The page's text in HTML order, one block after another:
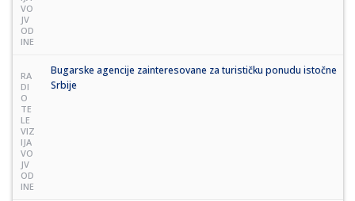
VO
JV
OD
INE
RA
DI
O
TE
LE
VIZ
IJA
VO
JV
OD
INE
Bugarske agencije zainteresovane za turističku ponudu istočne
Srbije